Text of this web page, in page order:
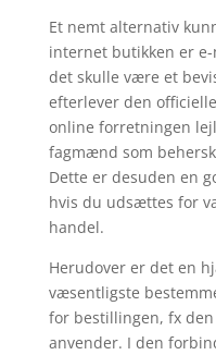
Et nemt alternativ
internet butikken er
det skulle være et
efterlever den
online forretningen
fagmænd som
Dette er desuden en
hvis du udsættes for
handel.
Herudover er det en
væsentligste
for bestillingen, fx
anvender. I den